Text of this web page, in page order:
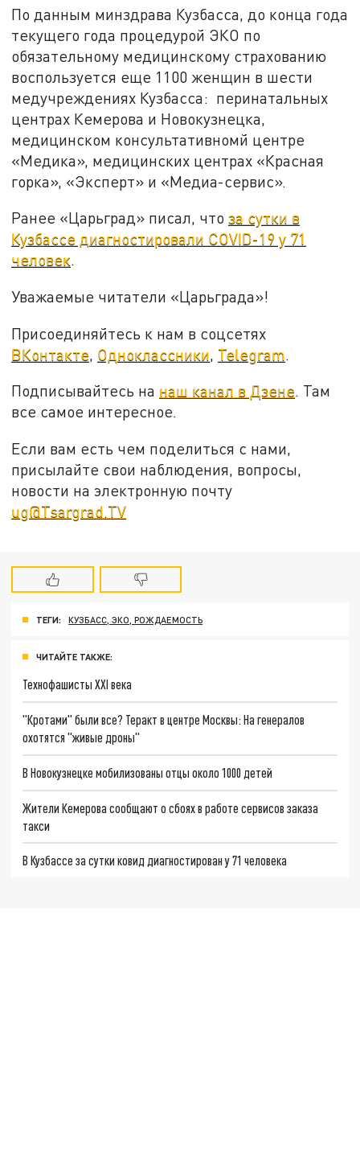
По данным минздрава Кузбасса, до конца года
текущего года процедурой ЭКО по
обязательному медицинскому страхованию
воспользуется еще 1100 женщин в шести
медучреждениях Кузбасса: перинатальных
центрах Кемерова и Новокузнецка,
медицинском консультативномй центре
«Медика», медицинских центрах «Красная
горка», «Эксперт» и «Медиа-сервис».
Ранее «Царьград» писал, чтоза сутки в
Кузбассе диагностировали COVID-19 у 71
человек.
Уважаемые читатели «Царьграда»!
Присоединяйтесь к нам в соцсетях
ВКонтакте, Одноклассники, Telegram.
Подписывайтесь на наш канал в Дзене. Там
все самое интересное.
Если вам есть чем поделиться с нами,
присылайте свои наблюдения, вопросы,
новости на электронную почту
ug@Tsargrad.TV
ТЕГИ: КУЗБАСС, ЭКО, РОЖДАЕМОСТЬ
ЧИТАЙТЕ ТАКЖЕ:
Технофашисты XXI века
"Кротами" были все? Теракт в центре Москвы: На генералов
охотятся "живые дроны"
В Новокузнецке мобилизованы отцы около 1000 детей
Жители Кемерова сообщают о сбоях в работе сервисов заказа
такси
В Кузбассе за сутки ковид диагностирован у 71 человека